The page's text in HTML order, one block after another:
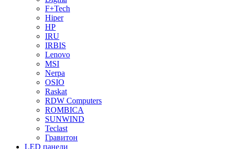
F+Tech
Hiper
HP
IRU
IRBIS
Lenovo
MSI
Nerpa
OSIO
Raskat
RDW Computers
ROMBICA
SUNWIND
Teclast
Гравитон
LED панели